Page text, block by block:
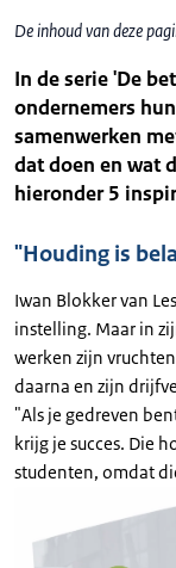
De inhoud van deze
In de serie 'De
ondernemers
samenwerken
dat doen en wat
hieronder 5
"Houding is
Iwan Blokker van
instelling. Maar in
werken zijn
daarna en zijn
"Als je gedreven
krijg je succes. Die
studenten, omdat